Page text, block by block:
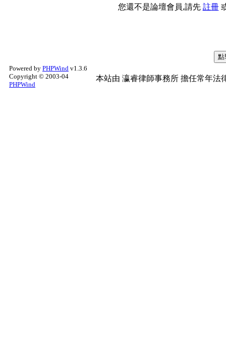
您還不是論壇會員,請先 註冊
Powered by PHPWind v1.3.6
Copyright © 2003-04
PHPWind
本站由 瀛睿律師事務所 擔任常年法